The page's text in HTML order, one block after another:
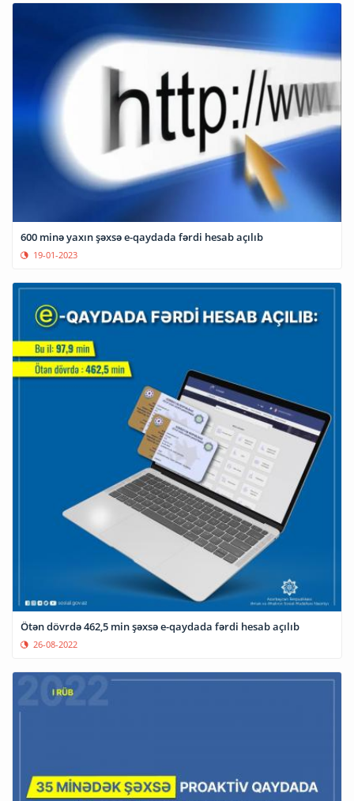
600 minə yaxın şəxsə e-qaydada fərdi hesab açılıb
19-01-2023
Ötən dövrdə 462,5 min şəxsə e-qaydada fərdi hesab açılıb
26-08-2022